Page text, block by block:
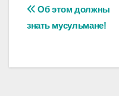
Навигация
записям
Об этом должны
знать мусульмане!